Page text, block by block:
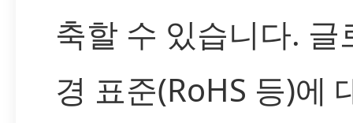
축할 수 있습니다.
경 표준(RoHS 등)에